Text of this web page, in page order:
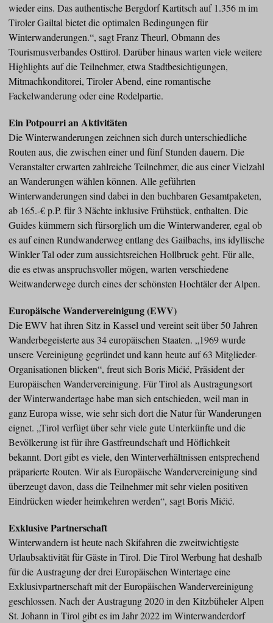
wieder eins. Das authentische Bergdorf Kartitsch auf 1.356 m im
Tiroler Gailtal bietet die optimalen Bedingungen für
Winterwanderungen.“, sagt Franz Theurl, Obmann des
Tourismusverbandes Osttirol. Darüber hinaus warten viele weitere
Highlights auf die Teilnehmer, etwa Stadtbesichtigungen,
Mitmachkonditorei, Tiroler Abend, eine romantische
Fackelwanderung oder eine Rodelpartie.
Ein Potpourri an Aktivitäten
Die Winterwanderungen zeichnen sich durch unterschiedliche
Routen aus, die zwischen einer und fünf Stunden dauern. Die
Veranstalter erwarten zahlreiche Teilnehmer, die aus einer Vielzahl
an Wanderungen wählen können. Alle geführten
Winterwanderungen sind dabei in den buchbaren Gesamtpaketen,
ab 165.-€ p.P. für 3 Nächte inklusive Frühstück, enthalten. Die
Guides kümmern sich fürsorglich um die Winterwanderer, egal ob
es auf einen Rundwanderweg entlang des Gailbachs, ins idyllische
Winkler Tal oder zum aussichtsreichen Hollbruck geht. Für alle,
die es etwas anspruchsvoller mögen, warten verschiedene
Weitwanderwege durch eines der schönsten Hochtäler der Alpen.
Europäische Wandervereinigung (EWV)
Die EWV hat ihren Sitz in Kassel und vereint seit über 50 Jahren
Wanderbegeisterte aus 34 europäischen Staaten. „1969 wurde
unsere Vereinigung gegründet und kann heute auf 63 Mitglieder-
Organisationen blicken“, freut sich Boris Mićić, Präsident der
Europäischen Wandervereinigung. Für Tirol als Austragungsort
der Winterwandertage habe man sich entschieden, weil man in
ganz Europa wisse, wie sehr sich dort die Natur für Wanderungen
eignet. „Tirol verfügt über sehr viele gute Unterkünfte und die
Bevölkerung ist für ihre Gastfreundschaft und Höflichkeit
bekannt. Dort gibt es viele, den Winterverhältnissen entsprechend
präparierte Routen. Wir als Europäische Wandervereinigung sind
überzeugt davon, dass die Teilnehmer mit sehr vielen positiven
Eindrücken wieder heimkehren werden“, sagt Boris Mićić.
Exklusive Partnerschaft
Winterwandern ist heute nach Skifahren die zweitwichtigste
Urlaubsaktivität für Gäste in Tirol. Die Tirol Werbung hat deshalb
für die Austragung der drei Europäischen Wintertage eine
Exklusivpartnerschaft mit der Europäischen Wandervereinigung
geschlossen. Nach der Austragung 2020 in den Kitzbüheler Alpen
St. Johann in Tirol gibt es im Jahr 2022 im Winterwanderdorf